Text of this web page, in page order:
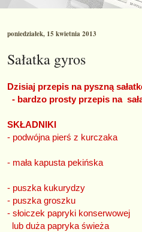
poniedziałek, 15 kwietnia 2013
Sałatka gyros
Dzisiaj przepis na pyszną
- bardzo prosty przepis na
- podwójna pierś z
- mała kapusta
- puszka kukurydzy
- puszka groszku
- słoiczek papryki konserwowej
lub duża papryka świeża